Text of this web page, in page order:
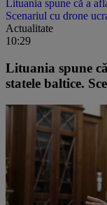
Lituania spune că a
Scenariul cu drone
Actualitate
10:29
Lituania spune
statele baltice.